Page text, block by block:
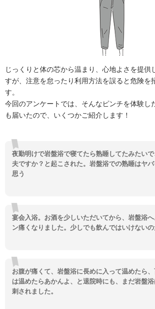
じっくりと体の芯から温まり、心地よさを提供
すが、注意を怠ったり利用方法を誤ると危険を
す。
今回のアンケートでは、そんなピンチを体験し
も届いたので、いくつかご紹介します！
夜勤明けで岩盤浴で寝てたら熟睡してたみたい
夫ですか？と起こされた。岩盤浴での熟睡はヤ
思う
宴会入浴。お酒を少しいただいてから、岩盤浴
ン痛くなりました。少しでも飲んではいけないの
お腹が痛くて、岩盤浴に長めに入って温めたら
は温めたらあかんよ、と退院時にも、まだ岩盤
刺されました。